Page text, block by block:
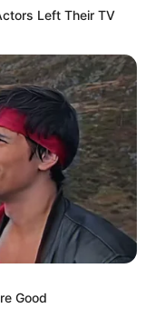
Left Their TV
Good